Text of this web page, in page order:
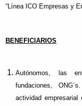
“Línea ICO Empresas y
BENEFICIARIOS
Autónomos, las
fundaciones,
actividad empresarial